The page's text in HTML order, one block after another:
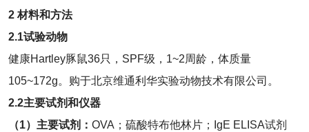
2 材料和方法
2.1试验动物
健康Hartley豚鼠36只，SPF级，1~2周龄，体质量
105~172g。购于北京维通利华实验动物技术有限公司。
2.2主要试剂和仪器
（1）主要试剂： OVA；硫酸特布他林片；IgE ELISA试剂